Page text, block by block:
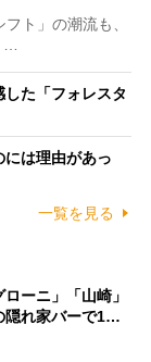
ト」の潮流も、
した「フォレスタ
は理由があっ
一覧を見る
ーニ」「山崎」
隠れ家バーで1…